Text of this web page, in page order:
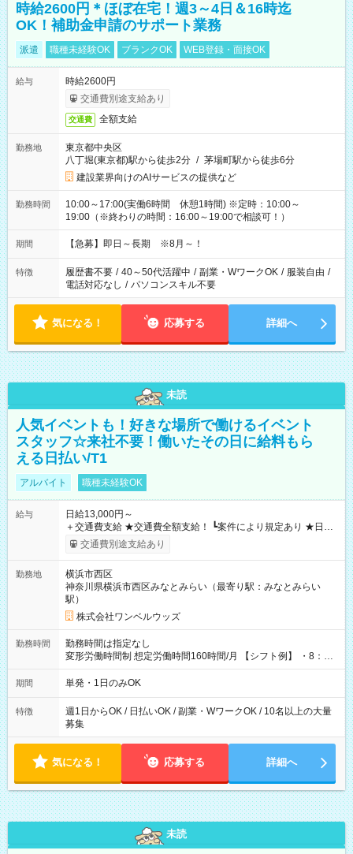
時給2600円＊ほぼ在宅！週3～4日＆16時迄
OK！補助金申請のサポート業務
派遣 職種未経験OK ブランクOK WEB登録・面接OK
給与
時給2600円
交通費別途支給あり
交通費 全額支給
勤務地
東京都中央区
八丁堀(東京都)駅から徒歩2分 / 茅場町駅から徒歩6分
建設業界向けのAIサービスの提供など
勤務時間
10:00～17:00(実働6時間 休憩1時間) ※定時：10:00～
19:00（※終わりの時間：16:00～19:00で相談可！）
期間 【急募】即日～長期 ※8月～！
特徴 履歴書不要 / 40～50代活躍中 / 副業・WワークOK / 服装自由 /
電話対応なし / パソコンスキル不要
気になる！ 応募する 詳細へ
未読
人気イベントも！好きな場所で働けるイベント
スタッフ☆来社不要！働いたその日に給料もら
える日払い/T1
アルバイト 職種未経験OK
給与
日給13,000円～
＋交通費支給 ★交通費全額支給！ ┗案件により規定あり ★日払
いOK！（規定あり） ┗働いたその日に現金GET♪ お仕事後はコ
ンビニATMから 日払い分を引き落とせます！ 【試用期間】試
交通費別途支給あり
勤務地
横浜市西区
神奈川県横浜市西区みなとみらい（最寄り駅：みなとみらい
駅）
株式会社ワンベルウッズ
勤務時間
勤務時間は指定なし
変形労働時間制 想定労働時間160時間/月 【シフト例】 ・8：00
～21：00
期間 単発・1日のみOK
特徴
週1日からOK / 日払いOK / 副業・WワークOK / 10名以上の大量
募集
気になる！ 応募する 詳細へ
未読